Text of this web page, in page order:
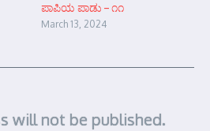
ಪಾಪಿಯ ಪಾಡು – ೧೧
March 13, 2024
will not be published.